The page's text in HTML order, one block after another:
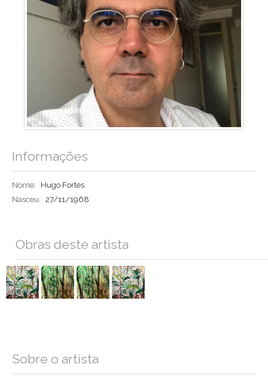
Informações
Nome:
Hugo Fortes
Nasceu: 27/11/1968
Obras deste artista
Sobre o artista